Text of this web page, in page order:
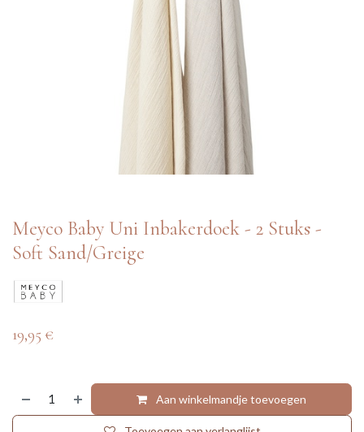
Meyco Baby Uni Inbakerdoek - 2 Stuks -
Soft Sand/Greige
19,95 €
Aan winkelmandje toevoegen